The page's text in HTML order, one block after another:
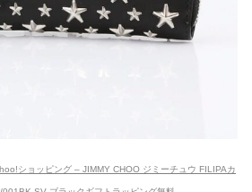
ショッピング – JIMMY CHOO ジミーチュウ FILIPAカ